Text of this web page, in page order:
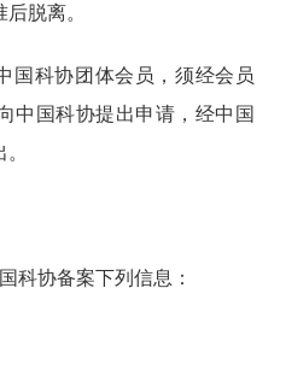
脱离。
国科协团体会员，须经会员
中国科协提出申请，经中国
科协备案下列信息：